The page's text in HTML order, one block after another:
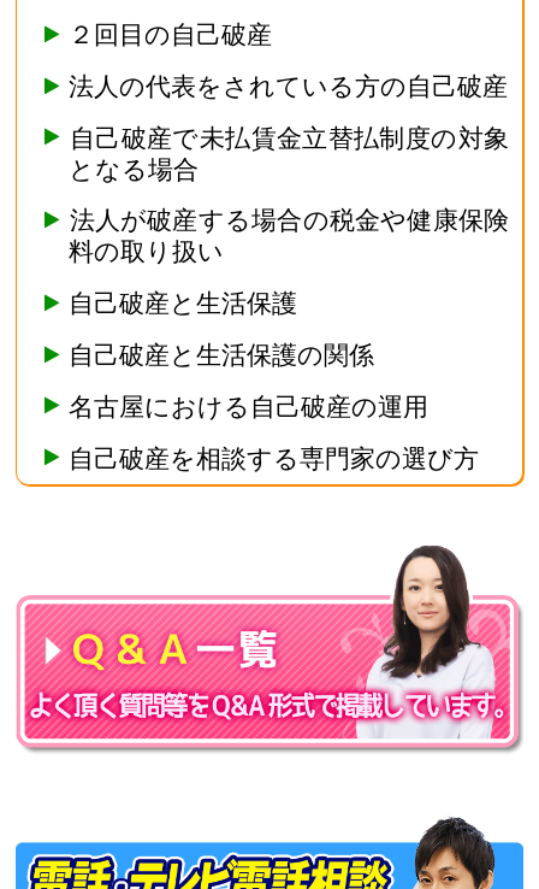
２回目の自己破産
法人の代表をされている方の自己破産
自己破産で未払賃金立替払制度の対象
となる場合
法人が破産する場合の税金や健康保険
料の取り扱い
自己破産と生活保護
自己破産と生活保護の関係
名古屋における自己破産の運用
自己破産を相談する専門家の選び方